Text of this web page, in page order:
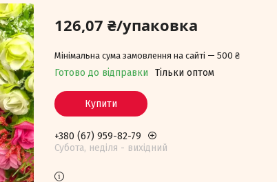
126,07 ₴/упаковка
Мінімальна сума замовлення на сайті — 500 ₴
Готово до відправки Тільки оптом
Купити
+380 (67) 959-82-79
Субота, недiля - вихiдний